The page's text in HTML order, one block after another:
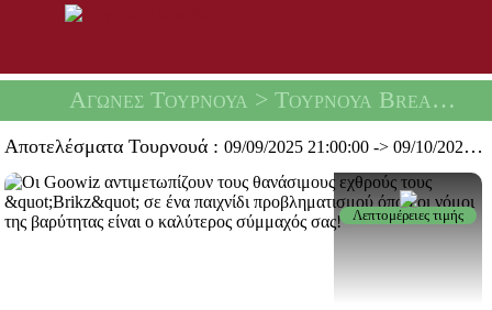
Αγώνες Τουρνουά > Τουρνουά Break Brikz -
Αποτελέσματα Τουρνουά :09/09/2025 21:00:00 ->09/10/2025 19:59:59
Λεπτομέρειες τιμής